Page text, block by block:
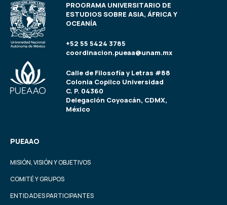
PROGRAMA UNIVERSITARIO DE
ESTUDIOS SOBRE ASIA, ÁFRICA Y
OCEANÍA
+52 55 5424 3785
coordinacion.pueaa@unam.mx
Calle de Filosofía y Letras #88
Colonia Copilco Universidad
C. P. 04360
Delegación Coyoacán, CDMX,
México
PUEAAO
MISIÓN, VISIÓN Y OBJETIVOS
COMITÉ Y GRUPOS
ENTIDADES PARTICIPANTES